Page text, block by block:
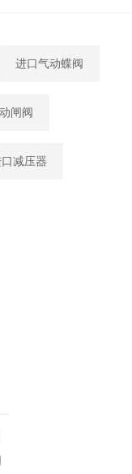
进口气动蝶阀
闸阀
减压器